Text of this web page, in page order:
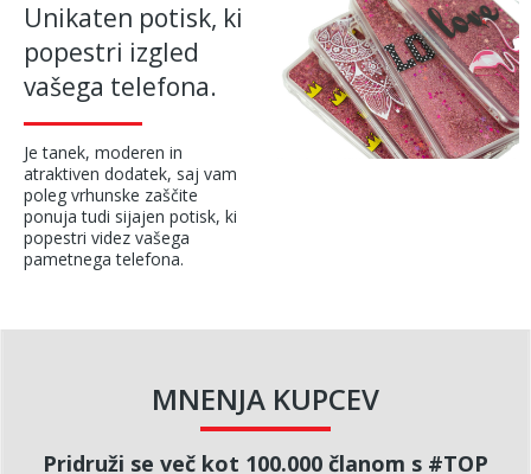
Unikaten potisk, ki
popestri izgled
vašega telefona.
Je tanek, moderen in
atraktiven dodatek, saj vam
poleg vrhunske zaščite
ponuja tudi sijajen potisk, ki
popestri videz vašega
pametnega telefona.
MNENJA KUPCEV
Pridruži se več kot 100.000 članom s #TOP